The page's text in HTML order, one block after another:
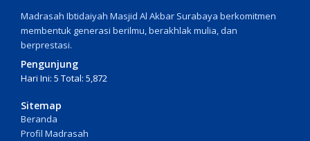
Madrasah Ibtidaiyah Masjid Al Akbar Surabaya berkomitmen
membentuk generasi berilmu, berakhlak mulia, dan
berprestasi.
Pengunjung
Hari Ini: 5 Total: 5,872
Sitemap
Beranda
Profil Madrasah